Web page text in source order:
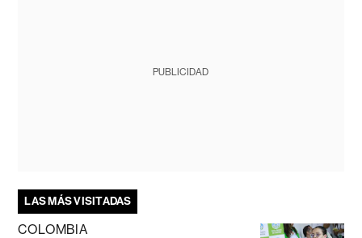
PUBLICIDAD
LAS MÁS VISITADAS
COLOMBIA